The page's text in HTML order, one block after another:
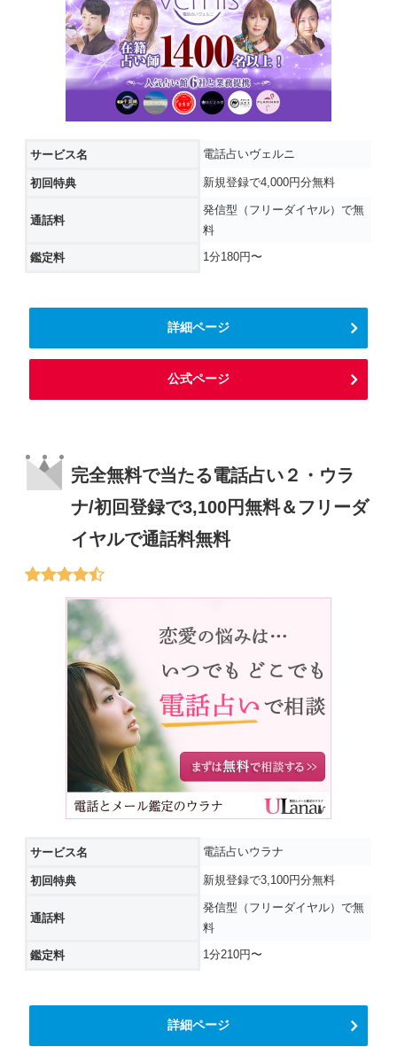
サービス名 電話占いヴェルニ
初回特典 新規登録で4,000円分無料
通話料
発信型（フリーダイヤル）で無
料
鑑定料 1分180円〜
詳細ページ
公式ページ
完全無料で当たる電話占い２・ウラ
ナ/初回登録で3,100円無料＆フリーダ
イヤルで通話料無料
サービス名 電話占いウラナ
初回特典 新規登録で3,100円分無料
通話料
発信型（フリーダイヤル）で無
料
鑑定料 1分210円〜
詳細ページ